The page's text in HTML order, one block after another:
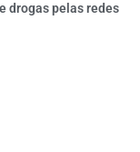
drogas pelas redes